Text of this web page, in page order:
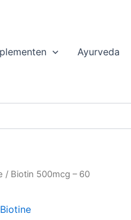
Ayurveda
/ Biotin 500mcg – 60